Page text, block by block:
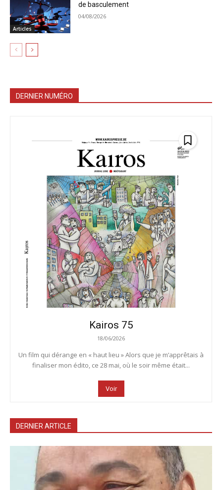
Articles
de basculement
04/08/2026
DERNIER NUMÉRO
Kairos 75
18/06/2026
Un film qui dérange en « haut lieu » Alors que je m’apprêtais à
finaliser mon édito, ce 28 mai, où le soir même était...
Voir
DERNIER ARTICLE